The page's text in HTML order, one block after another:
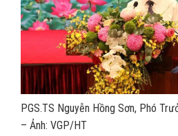
PGS.TS Nguyễn Hồng Sơn, Phó
– Ảnh: VGP/HT